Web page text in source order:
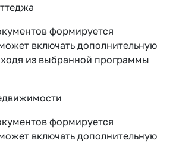
формируется
включать дополнительную
из выбранной программы
формируется
включать дополнительную